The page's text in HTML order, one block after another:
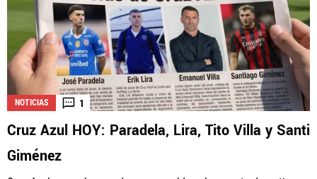
NOTICIAS 1
Cruz Azul HOY: Paradela, Lira, Tito Villa y Santi
Giménez